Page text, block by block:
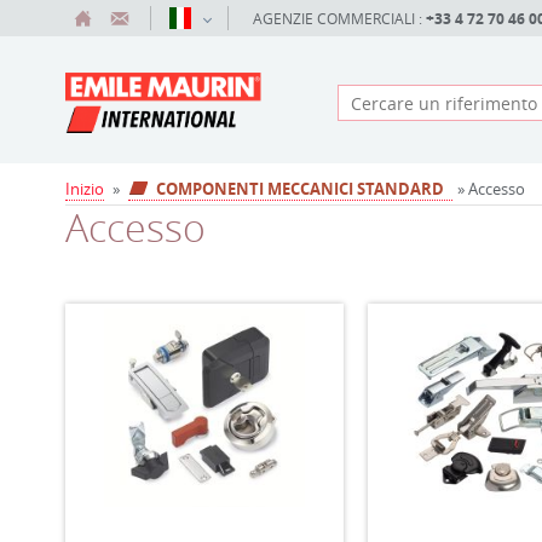
AGENZIE COMMERCIALI : +33 4 72 70 46
Inizio » COMPONENTI MECCANICI STANDARD » Accesso
Accesso